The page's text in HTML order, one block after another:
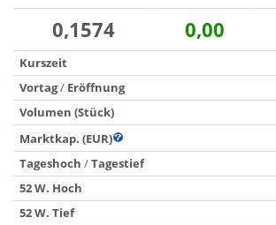
0,1574 0,00
Kurszeit
Vortag/ Eröffnung
Volumen (Stück)
Marktkap. (EUR)
Tageshoch /Tagestief
52 W. Hoch
52 W. Tief